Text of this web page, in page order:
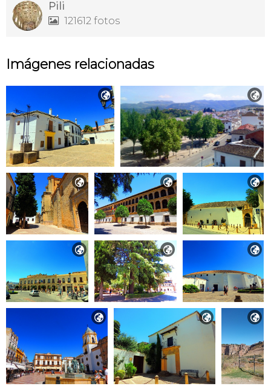
Pili
 121612 fotos
Imágenes relacionadas
 
  
  
  